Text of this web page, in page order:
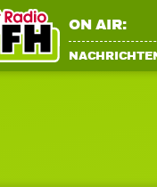
ON AIR: